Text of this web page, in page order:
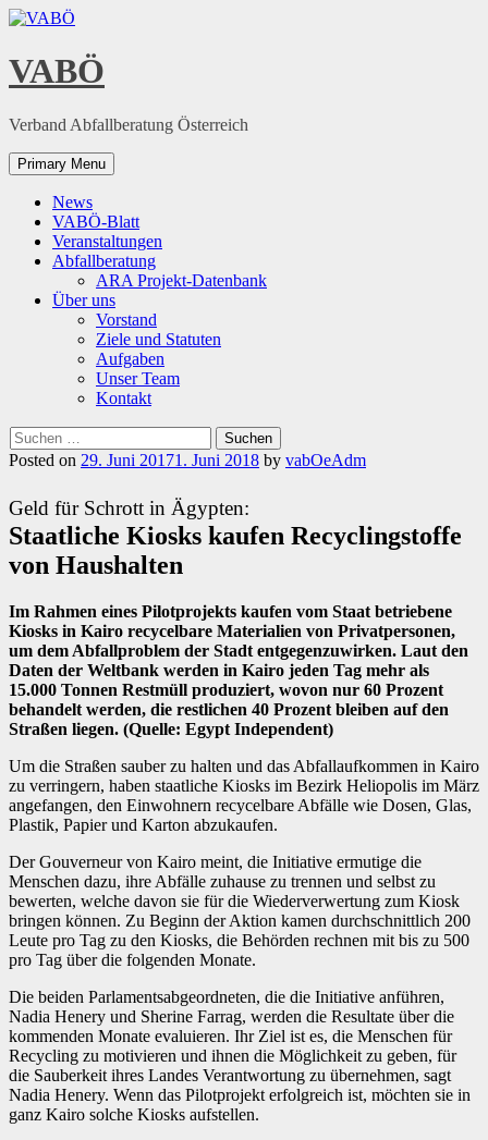
Skip
content
VABÖ
Verband Abfallberatung Österreich
Primary Menu
News
VABÖ-Blatt
Veranstaltungen
Abfallberatung
ARA Projekt-Datenbank
Über uns
Vorstand
Ziele und Statuten
Aufgaben
Unser Team
Kontakt
Suchen
nach:
Posted on 29. Juni 20171. Juni 2018 by vabOeAdm
Geld für Schrott in Ägypten:
Staatliche Kiosks kaufen Recyclingstoffe
von Haushalten
Im Rahmen eines Pilotprojekts kaufen vom Staat betriebene
Kiosks in Kairo recycelbare Materialien von Privatpersonen,
um dem Abfallproblem der Stadt entgegenzuwirken. Laut den
Daten der Weltbank werden in Kairo jeden Tag mehr als
15.000 Tonnen Restmüll produziert, wovon nur 60 Prozent
behandelt werden, die restlichen 40 Prozent bleiben auf den
Straßen liegen. (Quelle: Egypt Independent)
Um die Straßen sauber zu halten und das Abfallaufkommen in Kairo
zu verringern, haben staatliche Kiosks im Bezirk Heliopolis im März
angefangen, den Einwohnern recycelbare Abfälle wie Dosen, Glas,
Plastik, Papier und Karton abzukaufen.
Der Gouverneur von Kairo meint, die Initiative ermutige die
Menschen dazu, ihre Abfälle zuhause zu trennen und selbst zu
bewerten, welche davon sie für die Wiederverwertung zum Kiosk
bringen können. Zu Beginn der Aktion kamen durchschnittlich 200
Leute pro Tag zu den Kiosks, die Behörden rechnen mit bis zu 500
pro Tag über die folgenden Monate.
Die beiden Parlamentsabgeordneten, die die Initiative anführen,
Nadia Henery und Sherine Farrag, werden die Resultate über die
kommenden Monate evaluieren. Ihr Ziel ist es, die Menschen für
Recycling zu motivieren und ihnen die Möglichkeit zu geben, für
die Sauberkeit ihres Landes Verantwortung zu übernehmen, sagt
Nadia Henery. Wenn das Pilotprojekt erfolgreich ist, möchten sie in
ganz Kairo solche Kiosks aufstellen.